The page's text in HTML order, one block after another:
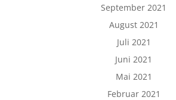
September 2021
August 2021
Juli 2021
Juni 2021
Mai 2021
Februar 2021